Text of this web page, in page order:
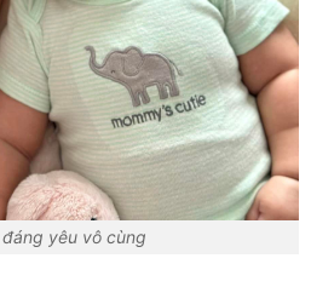
yêu vô cùng